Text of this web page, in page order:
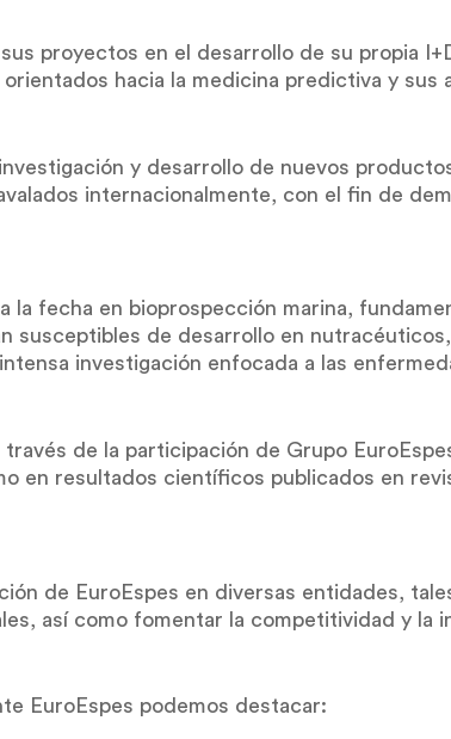
proyectos en el desarrollo de su propia
hacia la medicina predictiva y sus
y desarrollo de nuevos
internacionalmente, con el fin de
la fecha en bioprospección marina,
susceptibles de desarrollo en
investigación enfocada a las
de la participación de Grupo
en resultados científicos publicados en
de EuroEspes en diversas entidades,
así como fomentar la competitividad y la
EuroEspes podemos destacar: